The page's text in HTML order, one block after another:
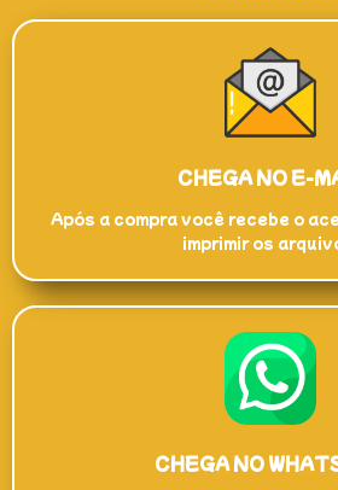
CHEGA NO E-
Após a compra você recebe o
imprimir os
CHEGA NO